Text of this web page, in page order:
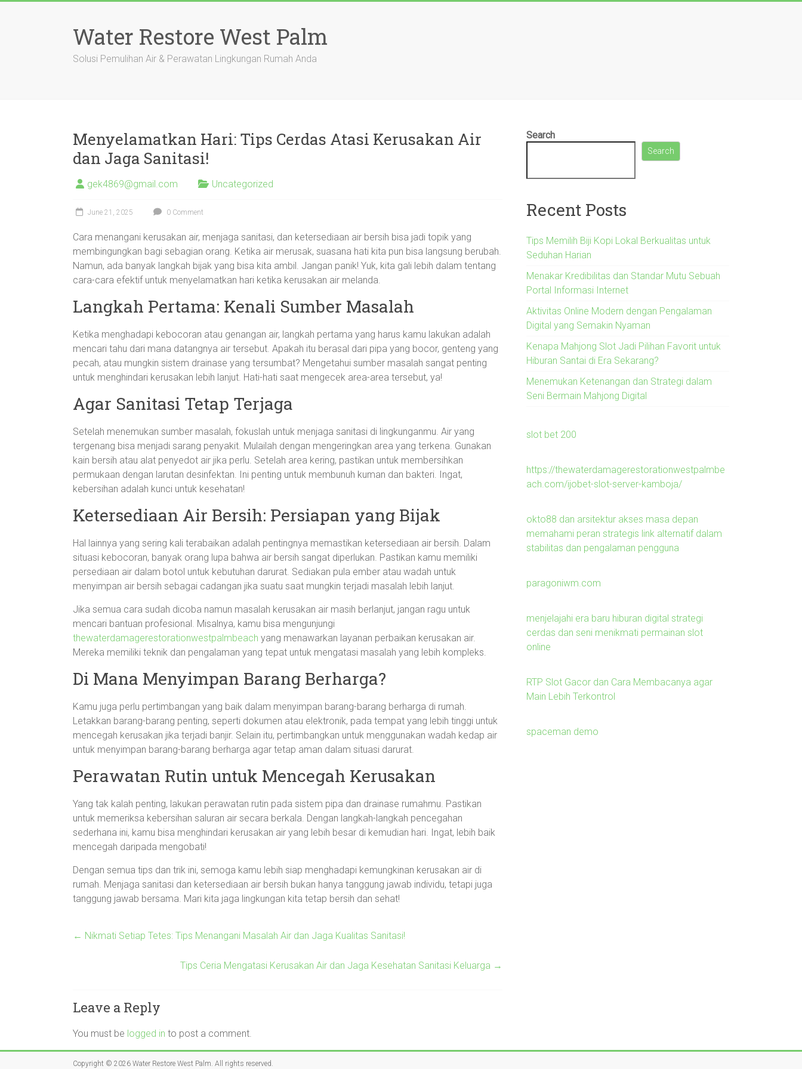
Water Restore West Palm
Solusi Pemulihan Air & Perawatan Lingkungan Rumah Anda
Menyelamatkan Hari: Tips Cerdas Atasi Kerusakan Air
dan Jaga Sanitasi!
gek4869@gmail.com Uncategorized
June 21, 2025 0 Comment
Cara menangani kerusakan air, menjaga sanitasi, dan ketersediaan air bersih bisa jadi topik yang
membingungkan bagi sebagian orang. Ketika air merusak, suasana hati kita pun bisa langsung berubah.
Namun, ada banyak langkah bijak yang bisa kita ambil. Jangan panik! Yuk, kita gali lebih dalam tentang
cara-cara efektif untuk menyelamatkan hari ketika kerusakan air melanda.
Langkah Pertama: Kenali Sumber Masalah
Ketika menghadapi kebocoran atau genangan air, langkah pertama yang harus kamu lakukan adalah
mencari tahu dari mana datangnya air tersebut. Apakah itu berasal dari pipa yang bocor, genteng yang
pecah, atau mungkin sistem drainase yang tersumbat? Mengetahui sumber masalah sangat penting
untuk menghindari kerusakan lebih lanjut. Hati-hati saat mengecek area-area tersebut, ya!
Agar Sanitasi Tetap Terjaga
Setelah menemukan sumber masalah, fokuslah untuk menjaga sanitasi di lingkunganmu. Air yang
tergenang bisa menjadi sarang penyakit. Mulailah dengan mengeringkan area yang terkena. Gunakan
kain bersih atau alat penyedot air jika perlu. Setelah area kering, pastikan untuk membersihkan
permukaan dengan larutan desinfektan. Ini penting untuk membunuh kuman dan bakteri. Ingat,
kebersihan adalah kunci untuk kesehatan!
Ketersediaan Air Bersih: Persiapan yang Bijak
Hal lainnya yang sering kali terabaikan adalah pentingnya memastikan ketersediaan air bersih. Dalam
situasi kebocoran, banyak orang lupa bahwa air bersih sangat diperlukan. Pastikan kamu memiliki
persediaan air dalam botol untuk kebutuhan darurat. Sediakan pula ember atau wadah untuk
menyimpan air bersih sebagai cadangan jika suatu saat mungkin terjadi masalah lebih lanjut.
Jika semua cara sudah dicoba namun masalah kerusakan air masih berlanjut, jangan ragu untuk
mencari bantuan profesional. Misalnya, kamu bisa mengunjungi
thewaterdamagerestorationwestpalmbeach yang menawarkan layanan perbaikan kerusakan air.
Mereka memiliki teknik dan pengalaman yang tepat untuk mengatasi masalah yang lebih kompleks.
Di Mana Menyimpan Barang Berharga?
Kamu juga perlu pertimbangan yang baik dalam menyimpan barang-barang berharga di rumah.
Letakkan barang-barang penting, seperti dokumen atau elektronik, pada tempat yang lebih tinggi untuk
mencegah kerusakan jika terjadi banjir. Selain itu, pertimbangkan untuk menggunakan wadah kedap air
untuk menyimpan barang-barang berharga agar tetap aman dalam situasi darurat.
Perawatan Rutin untuk Mencegah Kerusakan
Yang tak kalah penting, lakukan perawatan rutin pada sistem pipa dan drainase rumahmu. Pastikan
untuk memeriksa kebersihan saluran air secara berkala. Dengan langkah-langkah pencegahan
sederhana ini, kamu bisa menghindari kerusakan air yang lebih besar di kemudian hari. Ingat, lebih baik
mencegah daripada mengobati!
Dengan semua tips dan trik ini, semoga kamu lebih siap menghadapi kemungkinan kerusakan air di
rumah. Menjaga sanitasi dan ketersediaan air bersih bukan hanya tanggung jawab individu, tetapi juga
tanggung jawab bersama. Mari kita jaga lingkungan kita tetap bersih dan sehat!
← Nikmati Setiap Tetes: Tips Menangani Masalah Air dan Jaga Kualitas Sanitasi!
Tips Ceria Mengatasi Kerusakan Air dan Jaga Kesehatan Sanitasi Keluarga →
Leave a Reply
You must be logged in to post a comment.
Search
Search
Recent Posts
Tips Memilih Biji Kopi Lokal Berkualitas untuk
Seduhan Harian
Menakar Kredibilitas dan Standar Mutu Sebuah
Portal Informasi Internet
Aktivitas Online Modern dengan Pengalaman
Digital yang Semakin Nyaman
Kenapa Mahjong Slot Jadi Pilihan Favorit untuk
Hiburan Santai di Era Sekarang?
Menemukan Ketenangan dan Strategi dalam
Seni Bermain Mahjong Digital
slot bet 200
https://thewaterdamagerestorationwestpalmbe
ach.com/ijobet-slot-server-kamboja/
okto88 dan arsitektur akses masa depan
memahami peran strategis link alternatif dalam
stabilitas dan pengalaman pengguna
paragoniwm.com
menjelajahi era baru hiburan digital strategi
cerdas dan seni menikmati permainan slot
online
RTP Slot Gacor dan Cara Membacanya agar
Main Lebih Terkontrol
spaceman demo
Copyright © 2026 Water Restore West Palm. All rights reserved.